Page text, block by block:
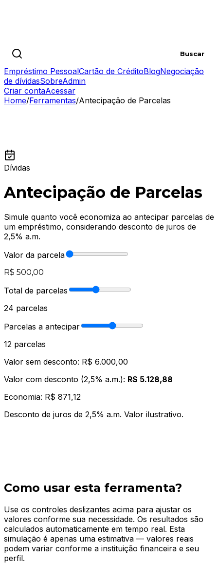
Buscar artigos
Buscar
Empréstimo PessoalCartão de CréditoBlogNegociação
de dívidasSobreAdmin
Criar contaAcessar
Home/Ferramentas/Antecipação de Parcelas
Dívidas
Antecipação de Parcelas
Simule quanto você economiza ao antecipar parcelas de
um empréstimo, considerando desconto de juros de
2,5% a.m.
Valor da parcela
R$ 500,00
Total de parcelas
24 parcelas
Parcelas a antecipar
12 parcelas
Valor sem desconto: R$ 6.000,00
Valor com desconto (2,5% a.m.): R$ 5.128,88
Economia: R$ 871,12
Desconto de juros de 2,5% a.m. Valor ilustrativo.
Como usar esta ferramenta?
Use os controles deslizantes acima para ajustar os
valores conforme sua necessidade. Os resultados são
calculados automaticamente em tempo real. Esta
simulação é apenas uma estimativa — valores reais
podem variar conforme a instituição financeira e seu
perfil.